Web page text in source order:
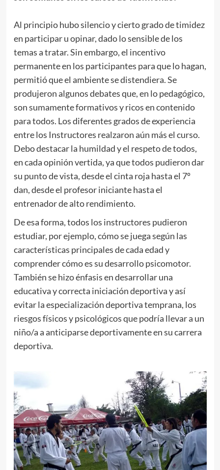
Al principio hubo silencio y cierto grado de timidez
en participar u opinar, dado lo sensible de los
temas a tratar. Sin embargo, el incentivo
permanente en los participantes para que lo hagan,
permitió que el ambiente se distendiera. Se
produjeron algunos debates que, en lo pedagógico,
son sumamente formativos y ricos en contenido
para todos. Los diferentes grados de experiencia
entre los Instructores realzaron aún más el curso.
Debo destacar la humildad y el respeto de todos,
en cada opinión vertida, ya que todos pudieron dar
su punto de vista, desde el cinta roja hasta el 7º
dan, desde el profesor iniciante hasta el
entrenador de alto rendimiento.
De esa forma, todos los instructores pudieron
estudiar, por ejemplo, cómo se juega según las
características principales de cada edad y
comprender cómo es su desarrollo psicomotor.
También se hizo énfasis en desarrollar una
educativa y correcta iniciación deportiva y así
evitar la especialización deportiva temprana, los
riesgos físicos y psicológicos que podría llevar a un
niño/a a anticiparse deportivamente en su carrera
deportiva.